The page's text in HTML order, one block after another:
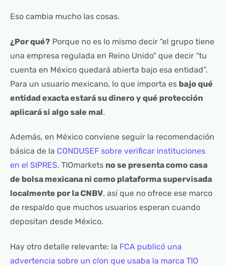
Eso cambia mucho las cosas.
¿Por qué? Porque no es lo mismo decir “el grupo tiene
una empresa regulada en Reino Unido” que decir “tu
cuenta en México quedará abierta bajo esa entidad”.
Para un usuario mexicano, lo que importa es bajo qué
entidad exacta estará su dinero y qué protección
aplicará si algo sale mal.
Además, en México conviene seguir la recomendación
básica de la CONDUSEF sobre verificar instituciones
en el SIPRES. TIOmarkets no se presenta como casa
de bolsa mexicana ni como plataforma supervisada
localmente por la CNBV, así que no ofrece ese marco
de respaldo que muchos usuarios esperan cuando
depositan desde México.
Hay otro detalle relevante: la FCA publicó una
advertencia sobre un clon que usaba la marca TIO